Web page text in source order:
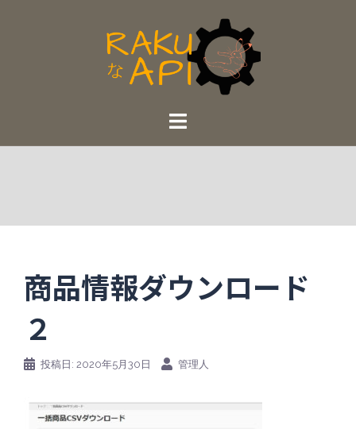
キ
商品情報ダウンロード
２
投稿日: 2020年5月30日 管理人